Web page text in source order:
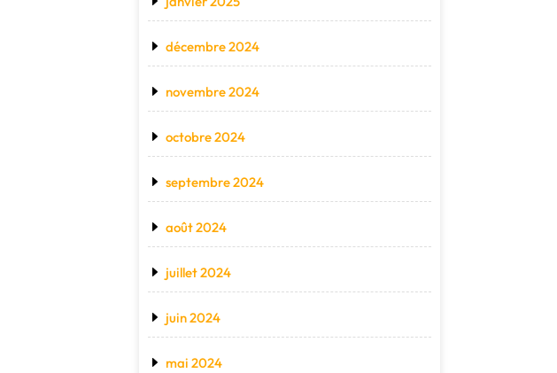
décembre 2024
novembre 2024
octobre 2024
septembre 2024
août 2024
juillet 2024
juin 2024
mai 2024